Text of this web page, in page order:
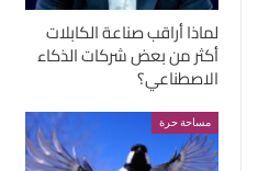
لماذا أراقب صناعة الكابلات
أكثر من بعض شركات الذكاء
الاصطناعي؟
مساحة حرة